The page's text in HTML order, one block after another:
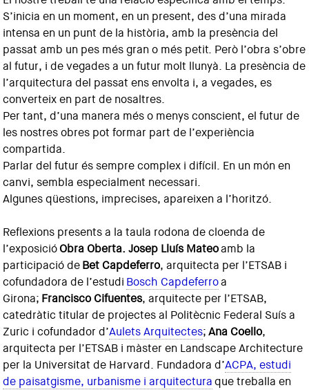
S’inicia en un moment, en un present, des d’una mirada
intensa en un punt de la història, amb la presència del
passat amb un pes més gran o més petit. Però l’obra s’obre
al futur, i de vegades a un futur molt llunyà. La presència de
l’arquitectura del passat ens envolta i, a vegades, es
converteix en part de nosaltres.
Per tant, d’una manera més o menys conscient, el futur de
les nostres obres pot formar part de l’experiència
compartida.
Parlar del futur és sempre complex i difícil. En un món en
canvi, sembla especialment necessari.
Algunes qüestions, imprecises, apareixen a l’horitzó.
Reflexions presents a la taula rodona de cloenda de
l’exposicióObra Oberta. Josep Lluís Mateoamb la
participació deBet Capdeferro, arquitecta per l’ETSAB i
cofundadora de l’estudi Bosch Capdeferroa
Girona; Francisco Cifuentes, arquitecte per l’ETSAB,
catedràtic titular de projectes al Politècnic Federal Suís a
Zuric i cofundador d’Aulets Arquitectes;Ana Coello,
arquitecta per l’ETSAB i màster en Landscape Architecture
per la Universitat de Harvard. Fundadora d’ACPA, estudi
de paisatgisme, urbanisme i arquitecturaque treballa en